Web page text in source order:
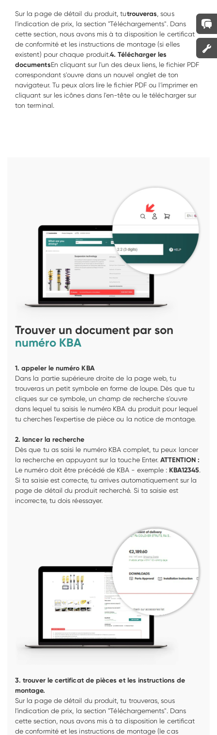
Sur la page de détail du produit, tutrouveras, sous
l'indication de prix, la section "Téléchargements". Dans
cette section, nous avons mis à ta disposition le certificat
de conformité et les instructions de montage (si elles
existent) pour chaque produit.4. Télécharger les
documentsEn cliquant sur l'un des deux liens, le fichier PDF
correspondant s'ouvre dans un nouvel onglet de ton
navigateur. Tu peux alors lire le fichier PDF ou l'imprimer en
cliquant sur les icônes dans l'en-tête ou le télécharger sur
ton terminal.
numéro KBA
1. appeler le numéro KBA
Dans la partie supérieure droite de la page web, tu
trouveras un petit symbole en forme de loupe. Dès que tu
cliques sur ce symbole, un champ de recherche s'ouvre
dans lequel tu saisis le numéro KBA du produit pour lequel
tu cherches l'expertise de pièce ou la notice de montage.
2. lancer la recherche
Dès que tu as saisi le numéro KBA complet, tu peux lancer
la recherche en appuyant sur la touche Enter. ATTENTION :
Le numéro doit être précédé de KBA - exemple : KBA12345.
Si ta saisie est correcte, tu arrives automatiquement sur la
page de détail du produit recherché. Si ta saisie est
incorrecte, tu dois réessayer.
3. trouver le certificat de pièces et les instructions de
montage.
Sur la page de détail du produit, tu trouveras, sous
l'indication de prix, la section "Téléchargements". Dans
cette section, nous avons mis à ta disposition le certificat
de conformité et les instructions de montage (le cas